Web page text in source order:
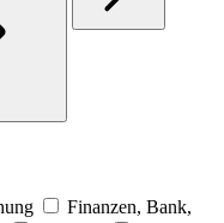
Finanzen, Bank,